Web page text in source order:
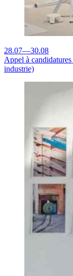
28.07—30.08
Appel à candidatures
industrie)